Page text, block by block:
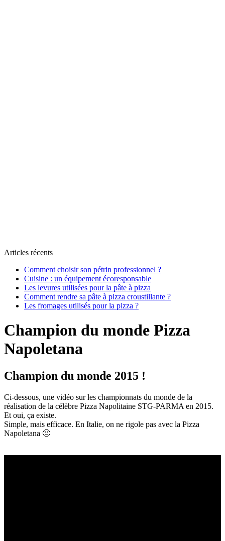
Articles récents
Comment choisir son pétrin professionnel ?
Cuisine : un équipement écoresponsable
Les levures utilisées pour la pâte à pizza
Comment rendre sa pâte à pizza croustillante ?
Les fromages utilisés pour la pizza ?
Champion du monde Pizza
Napoletana
Champion du monde 2015 !
Ci-dessous, une vidéo sur les championnats du monde de la
réalisation de la célèbre Pizza Napolitaine STG-PARMA en 2015.
Et oui, ça existe.
Simple, mais efficace. En Italie, on ne rigole pas avec la Pizza
Napoletana 🙂